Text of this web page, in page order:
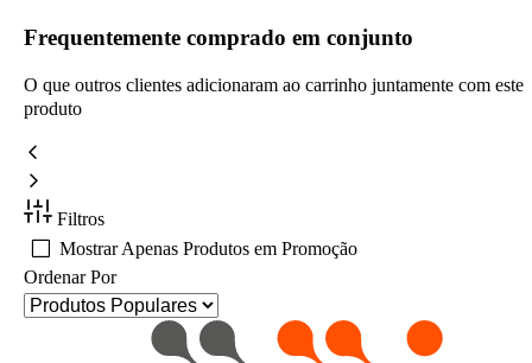
Frequentemente comprado em conjunto
O que outros clientes adicionaram ao carrinho juntamente com este
produto
Filtros
Mostrar Apenas Produtos em Promoção
Ordenar Por